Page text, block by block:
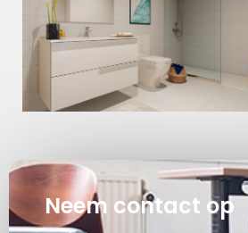
Neem contact op